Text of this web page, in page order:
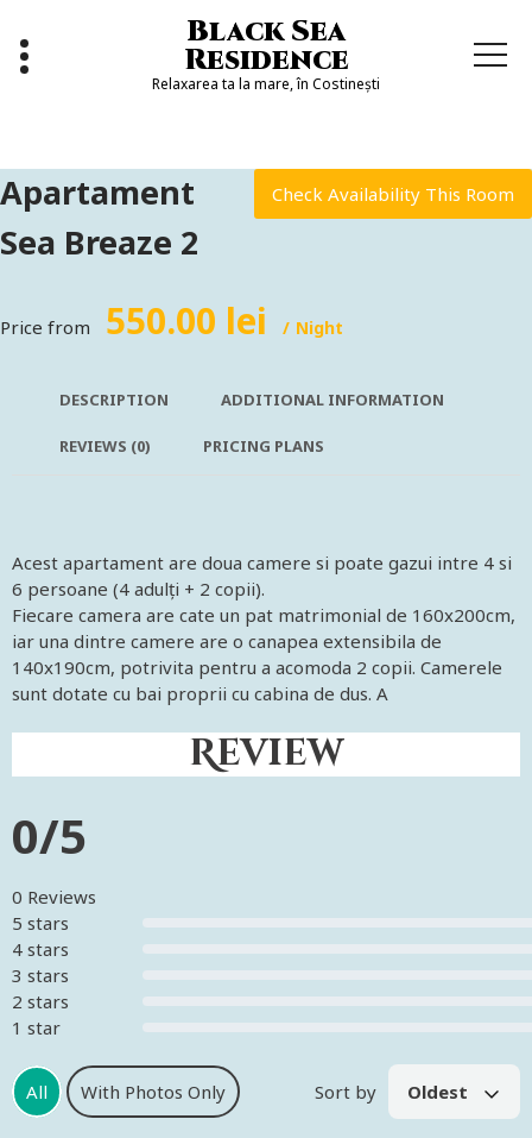
conținut
Black Sea
Residence
Relaxarea ta la mare, în Costinești
Check Availability This Room
Apartament
Sea Breaze 2
Price from 550.00 lei Night
DESCRIPTION ADDITIONAL INFORMATION
REVIEWS (0) PRICING PLANS
Acest apartament are doua camere si poate gazui intre 4 si
6 persoane (4 adulți + 2 copii).
Fiecare camera are cate un pat matrimonial de 160x200cm,
iar una dintre camere are o canapea extensibila de
140x190cm, potrivita pentru a acomoda 2 copii. Camerele
sunt dotate cu bai proprii cu cabina de dus. A
Review
0/5
0 Reviews
5 stars
4 stars
3 stars
2 stars
1 star
All With Photos Only Sort by Oldest